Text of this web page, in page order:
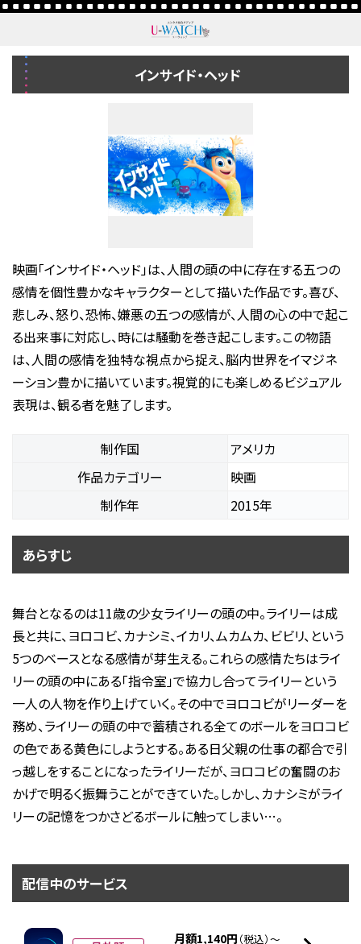
インサイド・ヘッド
映画「インサイド・ヘッド」は、人間の頭の中に存在する五つの
感情を個性豊かなキャラクターとして描いた作品です。喜び、
悲しみ、怒り、恐怖、嫌悪の五つの感情が、人間の心の中で起こ
る出来事に対応し、時には騒動を巻き起こします。この物語
は、人間の感情を独特な視点から捉え、脳内世界をイマジネ
ーション豊かに描いています。視覚的にも楽しめるビジュアル
表現は、観る者を魅了します。
制作国
アメリカ
作品カテゴリー
映画
制作年
2015年
あらすじ
舞台となるのは11歳の少女ライリーの頭の中。ライリーは成
長と共に、ヨロコビ、カナシミ、イカリ、ムカムカ、ビビリ、という
5つのベースとなる感情が芽生える。これらの感情たちはライ
リーの頭の中にある「指令室」で協力し合ってライリーという
一人の人物を作り上げていく。その中でヨロコビがリーダーを
務め、ライリーの頭の中で蓄積される全てのボールをヨロコビ
の色である黄色にしようとする。ある日父親の仕事の都合で引
っ越しをすることになったライリーだが、ヨロコビの奮闘のお
かげで明るく振舞うことができていた。しかし、カナシミがライ
リーの記憶をつかさどるボールに触ってしまい…。
配信中のサービス
月額1,140円 （税込）～